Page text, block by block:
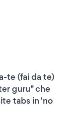
te (fai da te)
guru" che
tabs in 'no